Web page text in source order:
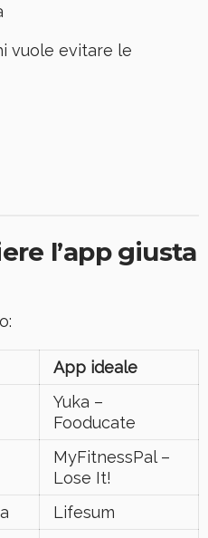
vuole evitare le
l’app giusta
App ideale
Yuka –
Fooducate
MyFitnessPal –
Lose It!
Lifesum